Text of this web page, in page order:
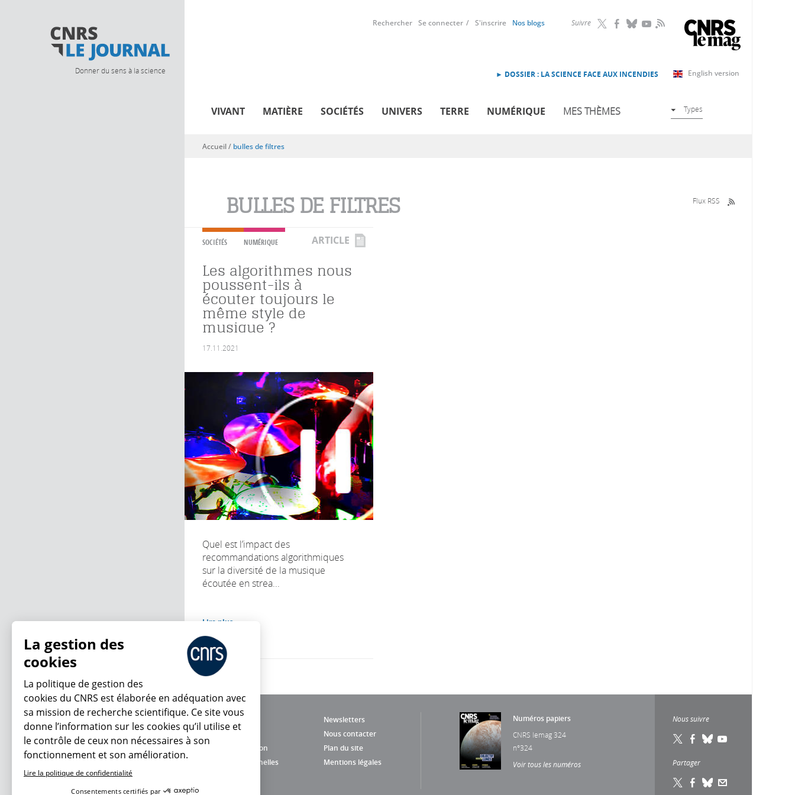
Donner du sens à la science
Suivre RSS
Rechercher Se connecter S'inscrire Nos blogs
English version
► DOSSIER : LA SCIENCE FACE AUX INCENDIES
VIVANT MATIÈRE SOCIÉTÉS UNIVERS TERRE NUMÉRIQUE MES THÈMES Types
Vous êtes ici
Accueil/ bulles de filtres
BULLES DE FILTRES Flux RSS
SOCIÉTÉS NUMÉRIQUE ARTICLE
Les algorithmes nous
poussent-ils à
écouter toujours le
même style de
musique ?
17.11.2021
Quel est l’impact des
recommandations algorithmiques
sur la diversité de la musique
écoutée en strea...
Lire plus
Newsletters
Nous contacter
Charte d'utilisation
Plan du site
Données personnelles
Mentions légales
Numéros papiers
CNRS lemag 324
n°324
Voir tous les numéros
Nous suivre
Partager
En ce moment
La gestion des
cookies
La politique de gestion des
cookies du CNRS est élaborée en adéquation avec
sa mission de recherche scientifique. Ce site vous
donne l’information sur les cookies qu’il utilise et
le contrôle de ceux non nécessaires à son
fonctionnement et son amélioration.
Lire la politique de confidentialité
Consentements certifiés par